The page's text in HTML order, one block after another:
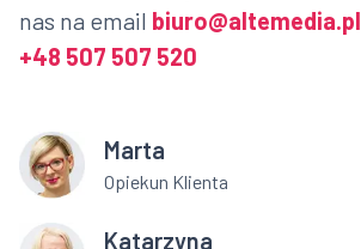
nas na email biuro@altemedia.pl
+48 507 507 520
Marta
Opiekun Klienta
Katarzyna